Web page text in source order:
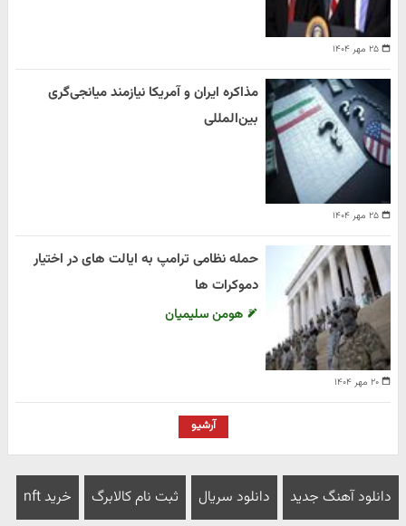
۲۵ مهر ۱۴۰۴
۲۵ مهر ۱۴۰۴
مذاکره ایران و آمریکا نیازمند میانجی‌گری
بین‌المللی
۲۰ مهر ۱۴۰۴
حمله نظامی ترامپ به ایالت های در اختیار
دموکرات ها
هومن سلیمیان
آرشیو
دانلود آهنگ جدید دانلود سریال ثبت نام کالابرگ خرید nft